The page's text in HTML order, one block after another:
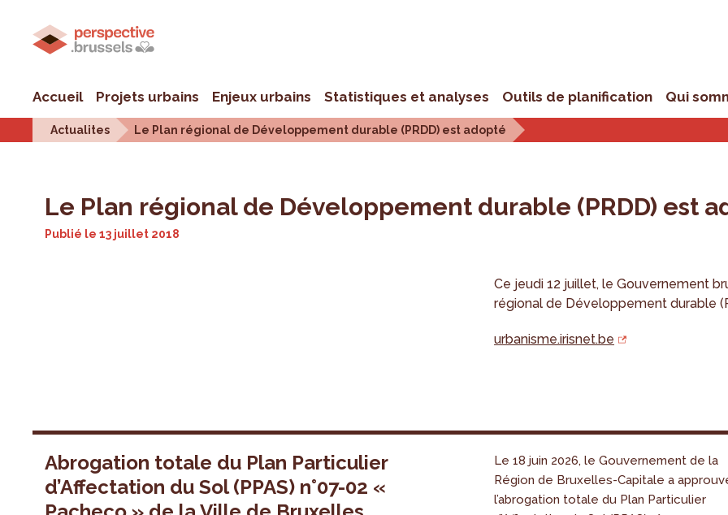
Accueil Projets urbains Enjeux urbains Statistiques et analyses Outils de planification Qui
Actualites Le Plan régional de Développement durable (PRDD) est adopté
Le Plan régional de Développement durable (PRDD) est
Publié le13 juillet 2018
Ce jeudi 12 juillet, le Gouvernement
régional de Développement durable
urbanisme.irisnet.be
Abrogation totale du Plan Particulier
d’Affectation du Sol (PPAS) n°07-02 «
Le 18 juin 2026, le Gouvernement de la
Région de Bruxelles-Capitale a
l’abrogation totale du Plan Particulier